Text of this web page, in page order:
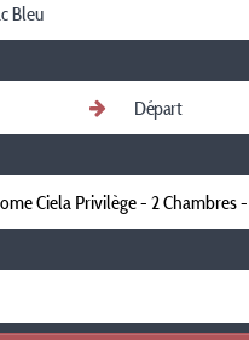
Ciela Privilège - 2 Chambres